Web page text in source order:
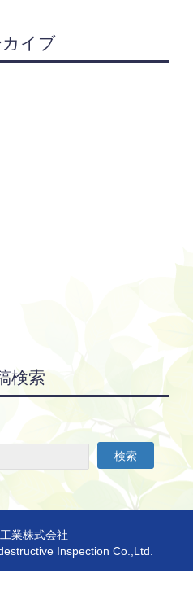
イブ
検索
検索
業株式会社
Inspection Co.,Ltd.